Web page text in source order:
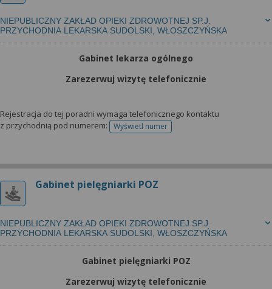
NIEPUBLICZNY ZAKŁAD OPIEKI ZDROWOTNEJ SP.J.
PRZYCHODNIA LEKARSKA SUDOLSKI, WŁOSZCZYŃSKA
Gabinet lekarza ogólnego
Zarezerwuj wizytę telefonicznie
Rejestracja do tej poradni wymaga telefonicznego kontaktu
z przychodnią pod numerem:
Wyświetl numertelefonu do rejestracji
Gabinet pielęgniarki POZ
NIEPUBLICZNY ZAKŁAD OPIEKI ZDROWOTNEJ SP.J.
PRZYCHODNIA LEKARSKA SUDOLSKI, WŁOSZCZYŃSKA
Gabinet pielęgniarki POZ
Zarezerwuj wizytę telefonicznie